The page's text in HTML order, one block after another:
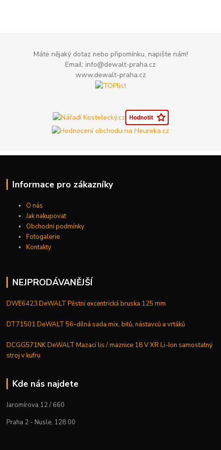
Máte nějaký dotaz nebo připomínku, napište nám!
Email: info@dewalt-praha.cz
www.dewalt-praha.cz
Informace pro zákazníky
O nás
Jak nakupovat
Obchodní podmínky
Fotogalerie
Kontakty
NEJPRODÁVANĚJŠÍ
DWE6423 DeWALT Pěstní excentrická bruska 125 mm
DT71501 DeWALT 56-dílná sada mix, bitů, nástavců a vrtáků
DCGG571NK DeWALT Mazací lis / maznice 18 V XR Li-Ion samostatný
stroj v kufru
Kde nás najdete
Jaromírova 12 / 660
Praha 2 - Nusle, 128 00